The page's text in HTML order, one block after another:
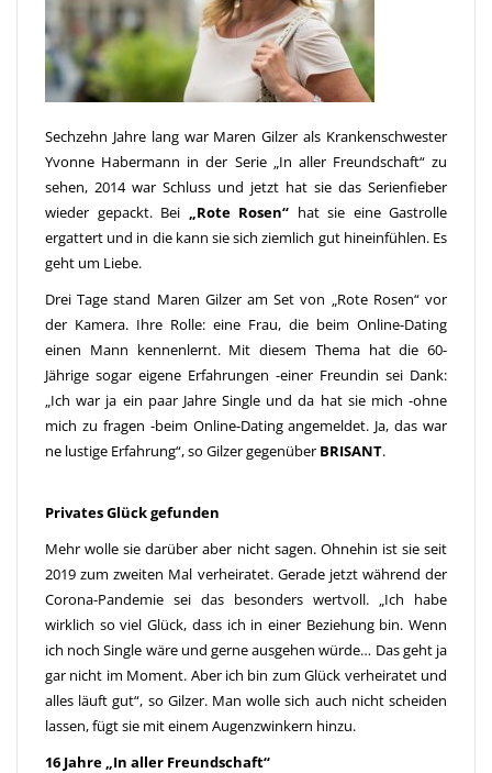
Sechzehn Jahre lang war Maren Gilzer als Krankenschwester
Yvonne Habermann in der Serie „In aller Freundschaft“ zu
sehen, 2014 war Schluss und jetzt hat sie das Serienfieber
wieder gepackt. Bei „Rote Rosen“ hat sie eine Gastrolle
ergattert und in die kann sie sich ziemlich gut hineinfühlen. Es
geht um Liebe.
Drei Tage stand Maren Gilzer am Set von „Rote Rosen“ vor
der Kamera. Ihre Rolle: eine Frau, die beim Online-Dating
einen Mann kennenlernt. Mit diesem Thema hat die 60-
Jährige sogar eigene Erfahrungen -einer Freundin sei Dank:
„Ich war ja ein paar Jahre Single und da hat sie mich -ohne
mich zu fragen -beim Online-Dating angemeldet. Ja, das war
ne lustige Erfahrung“, so Gilzer gegenüber BRISANT.
Privates Glück gefunden
Mehr wolle sie darüber aber nicht sagen. Ohnehin ist sie seit
2019 zum zweiten Mal verheiratet. Gerade jetzt während der
Corona-Pandemie sei das besonders wertvoll. „Ich habe
wirklich so viel Glück, dass ich in einer Beziehung bin. Wenn
ich noch Single wäre und gerne ausgehen würde… Das geht ja
gar nicht im Moment. Aber ich bin zum Glück verheiratet und
alles läuft gut“, so Gilzer. Man wolle sich auch nicht scheiden
lassen, fügt sie mit einem Augenzwinkern hinzu.
16 Jahre „In aller Freundschaft“